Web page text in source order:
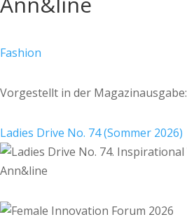
Fashion
Vorgestellt in der Magazinausgabe:
Ladies Drive No. 74 (Sommer 2026)